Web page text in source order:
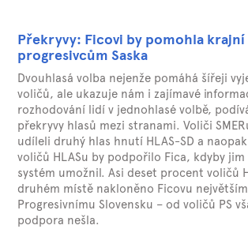
Překryvy: Ficovi by pomohla
progresivcům Saska
Dvouhlasá volba nejenže pomáhá šířeji
voličů, ale ukazuje nám i zajímavé
rozhodování lidí v jednohlasé volbě,
překryvy hlasů mezi stranami. Voliči
udíleli druhý hlas hnutí HLAS-SD a
voličů HLASu by podpořilo Fica, kdyby
systém umožnil. Asi deset procent voličů
druhém místě nakloněno Ficovu
Progresivnímu Slovensku – od voličů PS
podpora nešla.